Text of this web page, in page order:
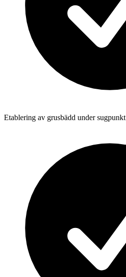
Etablering av grusbädd under sugpunkt